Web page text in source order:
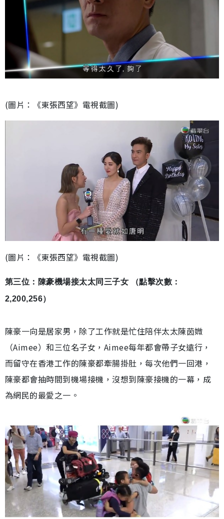
(圖片：《東張西望》電視截圖)
(圖片：《東張西望》電視截圖)
第三位：陳豪機場接太太同三子女 （點擊次數：
2,200,256）
陳豪一向是居家男，除了工作就是忙住陪伴太太陳茵媺
（Aimee）和三位​​​​​​名子女，Aimee每年都會帶子女遠行，
而留守在香港工作的陳豪都牽腸掛肚，每次他們一回港，
陳豪都會抽時間到機場接機，沒想到陳豪接機的一幕，成
為網民的最愛之一。